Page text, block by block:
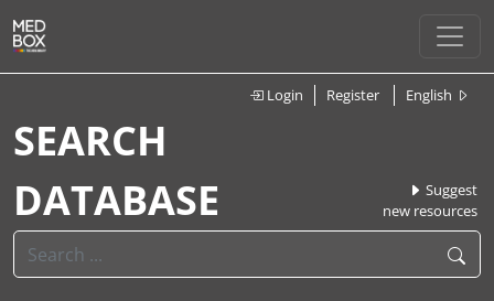
Login Register English
SEARCH
DATABASE
Suggest
new resources